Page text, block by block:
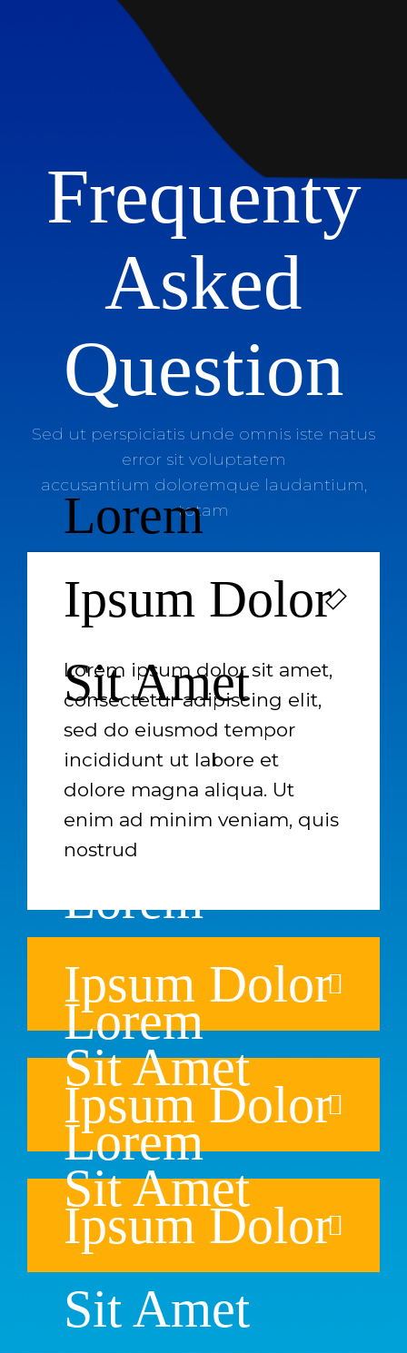
Frequenty
Asked
Question
Sed ut perspiciatis unde omnis iste natus
error sit voluptatem
accusantium doloremque laudantium,
totam
Lorem
Ipsum Dolor
Sit Amet
Lorem ipsum dolor sit amet,
consectetur adipiscing elit,
sed do eiusmod tempor
incididunt ut labore et
dolore magna aliqua. Ut
enim ad minim veniam, quis
nostrud
Lorem
Ipsum Dolor
Sit Amet
Lorem
Ipsum Dolor
Sit Amet
Lorem
Ipsum Dolor
Sit Amet